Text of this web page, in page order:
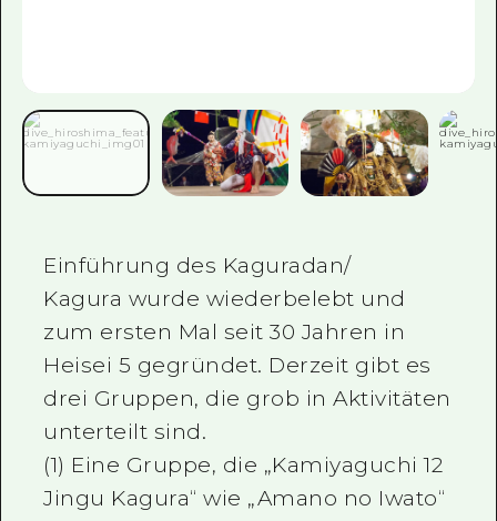
FAQs
Foto-Download
Einführung des Kaguradan/
Kagura wurde wiederbelebt und
zum ersten Mal seit 30 Jahren in
Heisei 5 gegründet. Derzeit gibt es
drei Gruppen, die grob in Aktivitäten
unterteilt sind.
(1) Eine Gruppe, die „Kamiyaguchi 12
Jingu Kagura“ wie „Amano no Iwato“